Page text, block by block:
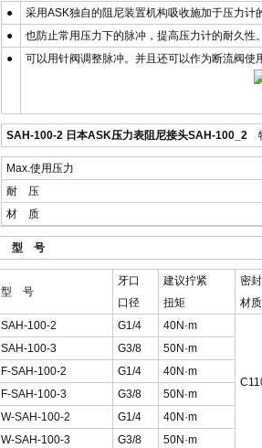
●
采用ASK独自的阻尼装置机构吸收施加于压力计
●
也防止常用压力下的脉冲，提高压力计的耐久性。
●
可以用针阀调整脉冲。并且还可以作为断流阀使
SAH-100-2 日本ASK压力表阻尼接头SAH-100_2
Max.使用压力
耐 压
材 质
型 号
型 号
牙口
口径
建议拧紧
扭矩
密
材质
SAH-100-2 G1/4 40N·m
SAH-100-3
G3/8 50N·m
F-SAH-100-2
G1/4 40N·m
F-SAH-100-3
G3/8 50N·m
W-SAH-100-2
G1/4 40N·m
W-SAH-100-3
G3/8 50N·m